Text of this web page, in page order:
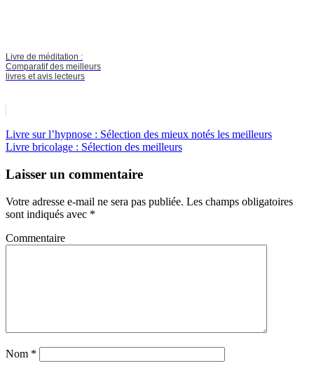
Livre de méditation :
Comparatif des meilleurs
livres et avis lecteurs
Livre sur l’hypnose : Sélection des mieux notés les meilleurs
Livre bricolage : Sélection des meilleurs
Laisser un commentaire
Votre adresse e-mail ne sera pas publiée. Les champs obligatoires
sont indiqués avec *
Commentaire
Nom *